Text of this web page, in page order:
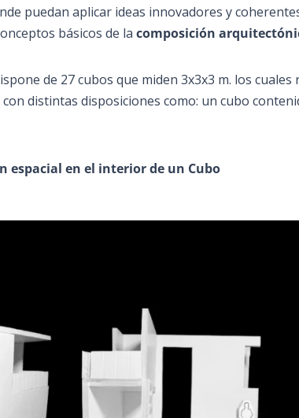
puedan aplicar ideas innovadores y
básicos de la composición
de 27 cubos que miden 3x3x3 m. los
con distintas disposiciones como: un cubo
espacial en el interior de un Cubo